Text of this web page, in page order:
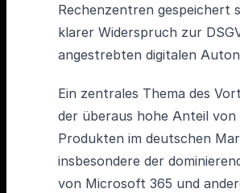
Rechenzentren gespeichert
klarer Widerspruch zur
angestrebten digitalen
Ein zentrales Thema des
der überaus hohe Anteil von
Produkten im deutschen
insbesondere der
von Microsoft 365 und